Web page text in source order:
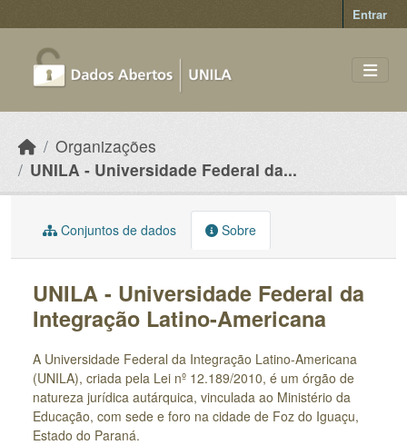
Entrar
Organizações
UNILA - Universidade Federal da...
Conjuntos de dados Sobre
UNILA - Universidade Federal da
Integração Latino-Americana
A Universidade Federal da Integração Latino-Americana
(UNILA), criada pela Lei nº 12.189/2010, é um órgão de
natureza jurídica autárquica, vinculada ao Ministério da
Educação, com sede e foro na cidade de Foz do Iguaçu,
Estado do Paraná.